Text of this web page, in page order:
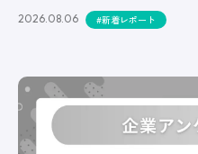
2026.08.06 #新着レポート